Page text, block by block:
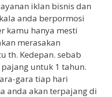
iklan bisnis dan
anda berpormosi
kamu hanya mesti
merasakan
th. Kedepan. sebab
untuk 1 tahun.
gara tiap hari
anda akan terpajang di